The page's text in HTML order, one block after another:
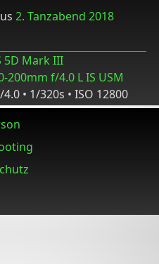
2. Tanzabend 2018
5D Mark III
200mm f/4.0 L IS USM
• 1/320s • ISO 12800